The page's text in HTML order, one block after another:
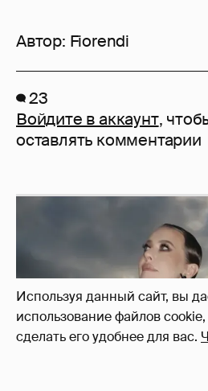
Используя данный сайт, вы
использование файлов
сделать его удобнее для вас.
Автор: Fiorendi
23
Войдите в аккаунт,
оставлять комментарии